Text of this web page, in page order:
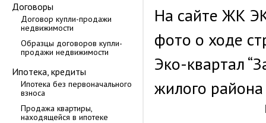
Договоры
Договор купли-продажи
недвижимости
Образцы договоров купли-
продажи недвижимости
Ипотека, кредиты
Ипотека без первоначального
взноса
Продажа квартиры,
находящейся в ипотеке
На сайте ЖК
фото о ходе
Эко-квартал
жилого